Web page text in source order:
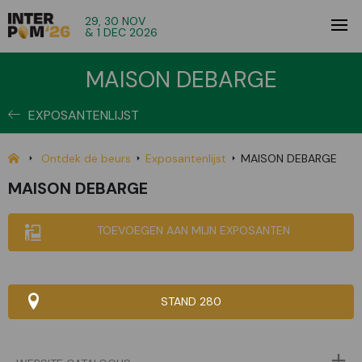
29, 30 NOV
& 1 DEC 2026
MAISON DEBARGE
EXPOSANTENLIJST
Ontdek de beurs Exposantenlijst MAISON DEBARGE
MAISON DEBARGE
TOEVOEGEN AAN MIJN EXPOSANTEN
STAND 280